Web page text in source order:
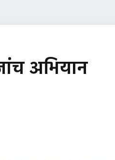
अभियान